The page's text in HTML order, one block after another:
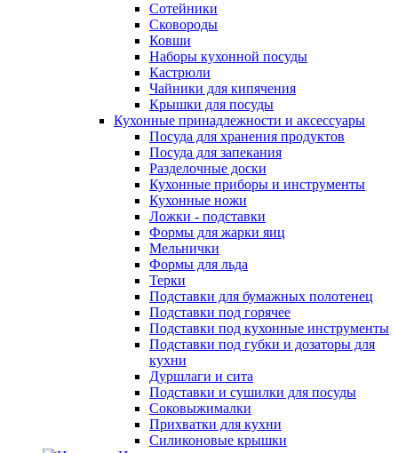
Сотейники
Сковороды
Ковши
Наборы кухонной посуды
Кастрюли
Чайники для кипячения
Крышки для посуды
Кухонные принадлежности и аксессуары
Посуда для хранения продуктов
Посуда для запекания
Разделочные доски
Кухонные приборы и инструменты
Кухонные ножи
Ложки - подставки
Формы для жарки яиц
Мельнички
Формы для льда
Терки
Подставки для бумажных полотенец
Подставки под горячее
Подставки под кухонные инструменты
Подставки под губки и дозаторы для
кухни
Дуршлаги и сита
Подставки и сушилки для посуды
Соковыжималки
Прихватки для кухни
Силиконовые крышки